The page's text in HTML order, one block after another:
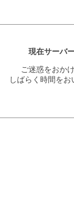
現在サーバ
ご迷惑をおか
しばらく時間を